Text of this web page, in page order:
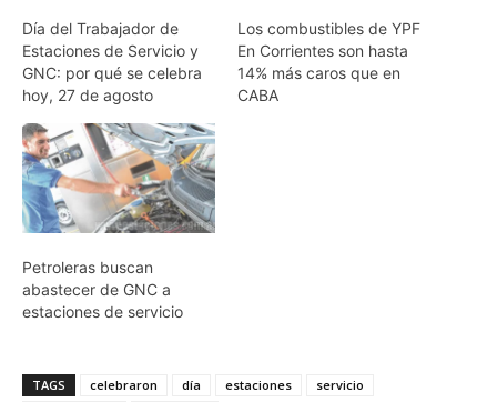
Día del Trabajador de
Estaciones de Servicio y
GNC: por qué se celebra
hoy, 27 de agosto
Los combustibles de YPF
En Corrientes son hasta
14% más caros que en
CABA
Petroleras buscan
abastecer de GNC a
estaciones de servicio
TAGS celebraron día estaciones
servicio